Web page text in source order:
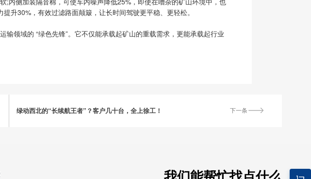
升30%，有效过滤路面颠簸，让长时间驾驶更平稳、更轻松。
领域的 “绿色先锋”。它不仅能承载起矿山的重载需求，更能承载起行业
下一条
绿动西北的“长续航王者”？客户几十台，全上徐工！